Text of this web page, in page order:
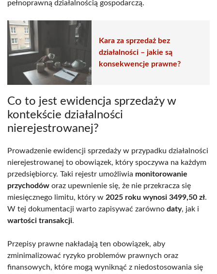
pełnoprawną działalnością gospodarczą.
Kara za sprzedaż bez
działalności – jakie są
konsekwencje prawne?
Co to jest ewidencja sprzedaży w
kontekście działalności
nierejestrowanej?
Prowadzenie ewidencji sprzedaży w przypadku działalności
nierejestrowanej to obowiązek, który spoczywa na każdym
przedsiębiorcy. Taki rejestr umożliwia monitorowanie
przychodów oraz upewnienie się, że nie przekracza się
miesięcznego limitu, który w 2025 roku wynosi 3499,50 zł.
W tej dokumentacji warto zapisywać zarówno daty, jak i
wartości transakcji.
Przepisy prawne nakładają ten obowiązek, aby
zminimalizować ryzyko problemów prawnych oraz
finansowych, które mogą wyniknąć z niedostosowania się